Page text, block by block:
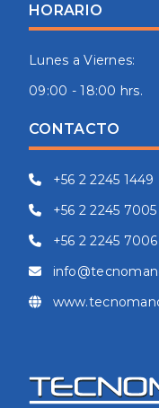
HORARIO
Lunes a Viernes:
09:00 - 18:00 hrs.
CONTACTO
+56 2 2245 1449
+56 2 2245 7005
+56 2 2245 7006